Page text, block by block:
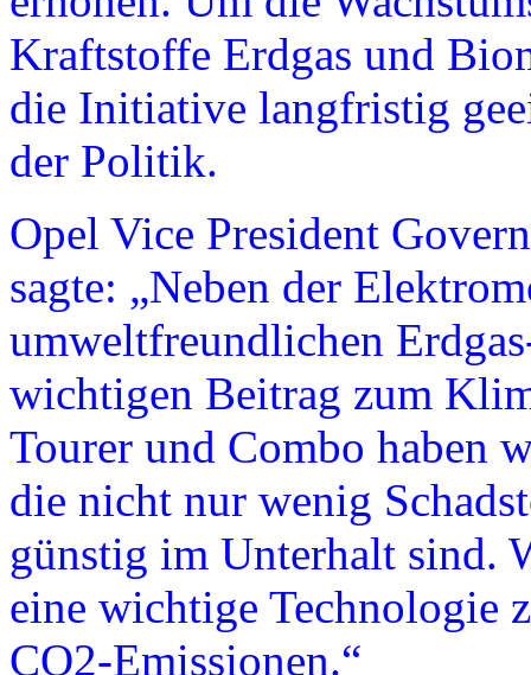
Kraftstoffe Erdgas und
die Initiative langfristig
der Politik.
Opel Vice President
sagte: „Neben der
umweltfreundlichen
wichtigen Beitrag zum
Tourer und Combo haben
die nicht nur wenig
günstig im Unterhalt sind.
eine wichtige Technologie
CO2-Emissionen.“